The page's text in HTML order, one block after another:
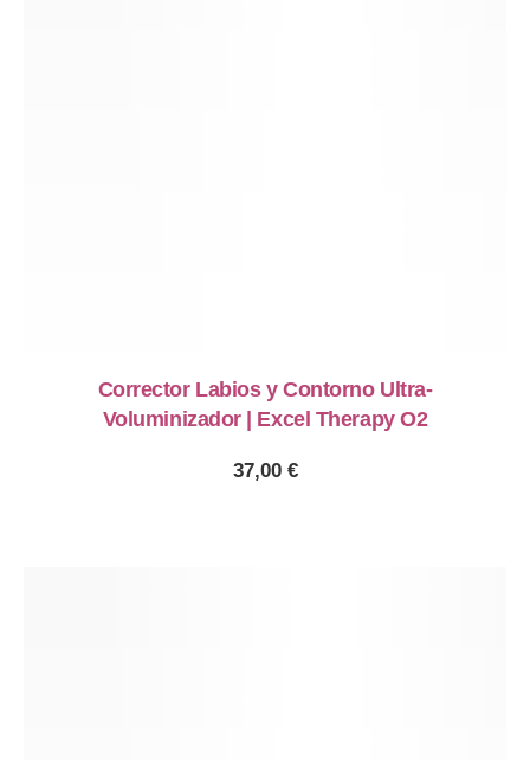
Corrector Labios y Contorno Ultra-
Voluminizador | Excel Therapy O2
37,00 €